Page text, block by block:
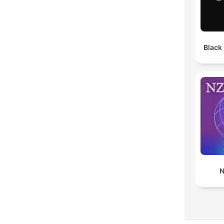
Black